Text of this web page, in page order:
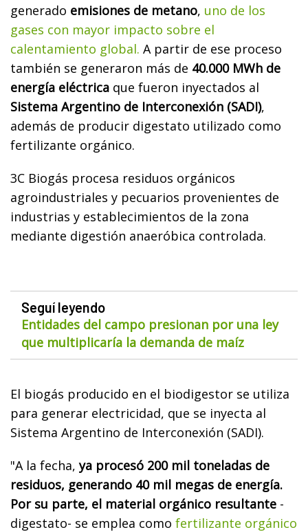
generado emisiones de metano, uno de los
gases con mayor impacto sobre el
calentamiento global. A partir de ese proceso
también se generaron más de 40.000 MWh de
energía eléctrica que fueron inyectados al
Sistema Argentino de Interconexión (SADI),
además de producir digestato utilizado como
fertilizante orgánico.
3C Biogás procesa residuos orgánicos
agroindustriales y pecuarios provenientes de
industrias y establecimientos de la zona
mediante digestión anaeróbica controlada.
Seguí leyendo
Entidades del campo presionan por una ley
que multiplicaría la demanda de maíz
El biogás producido en el biodigestor se utiliza
para generar electricidad, que se inyecta al
Sistema Argentino de Interconexión (SADI).
"A la fecha,ya procesó 200 mil toneladas de
residuos, generando 40 mil megas de energía.
Por su parte, el material orgánico resultante -
digestato- se emplea como fertilizante orgánico